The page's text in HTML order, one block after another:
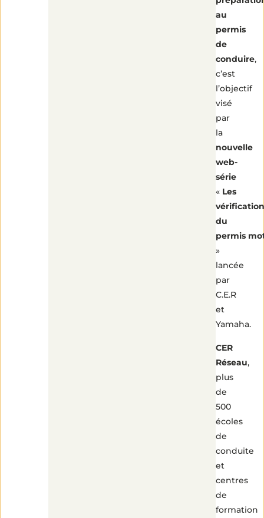
au
permis
de
conduire,
c’est
l’objectif
visé
par
la
nouvelle
web-
série
« Les
du
permis
»
lancée
par
C.E.R
et
Yamaha.
CER
Réseau,
plus
de
500
écoles
de
conduite
et
centres
de
formation